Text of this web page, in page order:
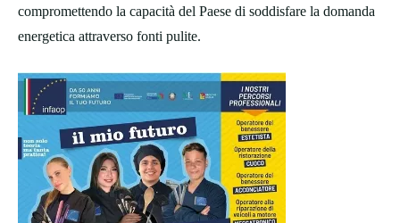
compromettendo la capacità del Paese di soddisfare la domanda
energetica attraverso fonti pulite.